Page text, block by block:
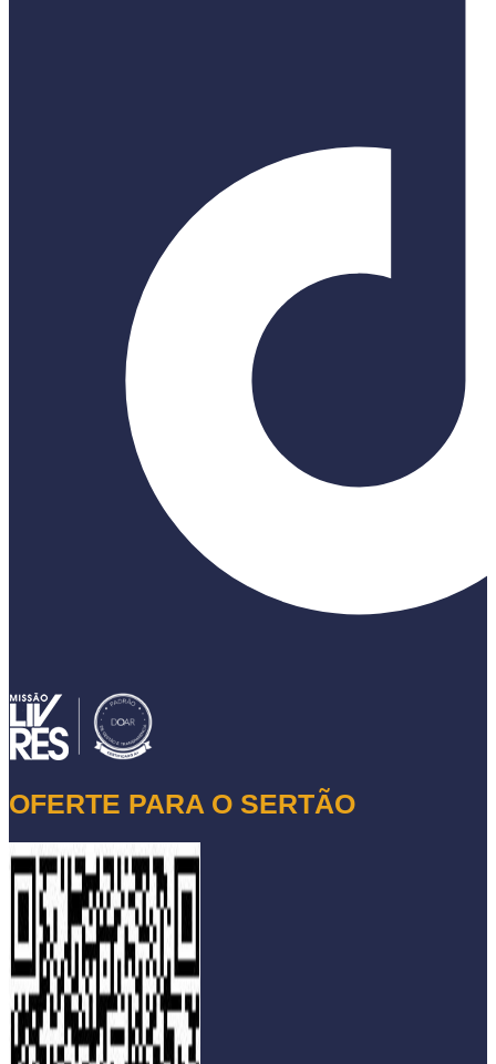
OFERTE PARA O SERTÃO